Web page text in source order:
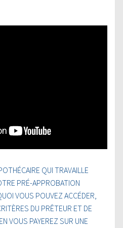
QUI TRAVAILLE
PRÉ-APPROBATION
VOUS POUVEZ ACCÉDER,
DU PRÊTEUR ET DE
VOUS PAYEREZ SUR UNE